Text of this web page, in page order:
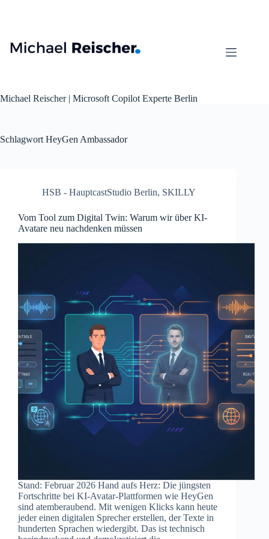
Michael Reischer | Microsoft Copilot Experte Berlin
Schlagwort HeyGen Ambassador
HSB - HauptcastStudio Berlin, SKILLY
Vom Tool zum Digital Twin: Warum wir über KI-
Avatare neu nachdenken müssen
Stand: Februar 2026 Hand aufs Herz: Die jüngsten
Fortschritte bei KI-Avatar-Plattformen wie HeyGen
sind atemberaubend. Mit wenigen Klicks kann heute
jeder einen digitalen Sprecher erstellen, der Texte in
hunderten Sprachen wiedergibt. Das ist technisch